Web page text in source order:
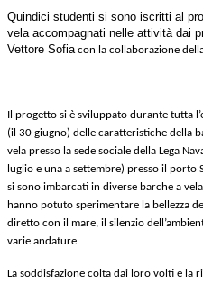
Quindici studenti si sono iscritti al
vela accompagnati nelle attività dai
Vettore Sofiacon la collaborazione
Il progetto si è sviluppato durante tutta
(il 30 giugno) delle caratteristiche della
vela presso la sede sociale della Lega
luglio e una a settembre) presso il porto
si sono imbarcati in diverse barche a
hanno potuto sperimentare la bellezza
diretto con il mare, il silenzio
varie andature.
La soddisfazione colta dai loro volti e la